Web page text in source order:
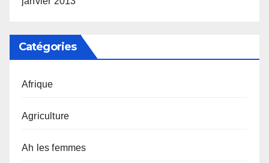
Catégories
Afrique
Agriculture
Ah les femmes